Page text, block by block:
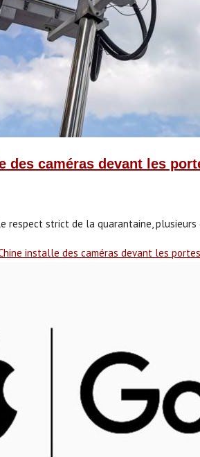
des caméras devant les
respect strict de la quarantaine,
installe des caméras devant les